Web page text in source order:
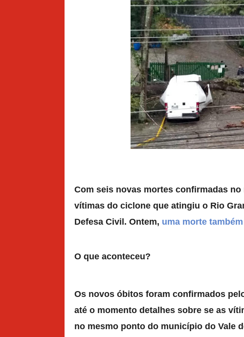
Com seis novas mortes confirmadas
vítimas do ciclone que atingiu o Rio
Defesa Civil. Ontem, uma morte
O que aconteceu?
Os novos óbitos foram confirmados
até o momento detalhes sobre se as
no mesmo ponto do município do Vale